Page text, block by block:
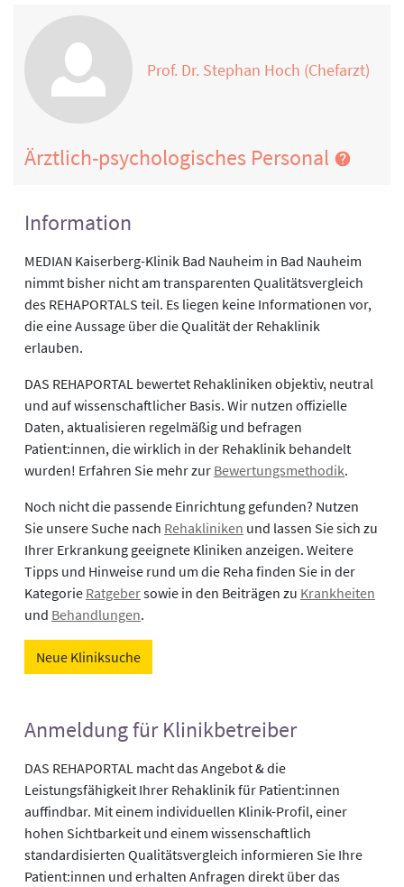
Prof. Dr. Stephan Hoch (Chefarzt)
Ärztlich-psychologisches Personal
Information
MEDIAN Kaiserberg-Klinik Bad Nauheim in Bad Nauheim
nimmt bisher nicht am transparenten Qualitätsvergleich
des REHAPORTALS teil. Es liegen keine Informationen vor,
die eine Aussage über die Qualität der Rehaklinik
erlauben.
DAS REHAPORTAL bewertet Rehakliniken objektiv, neutral
und auf wissenschaftlicher Basis. Wir nutzen offizielle
Daten, aktualisieren regelmäßig und befragen
Patient:innen, die wirklich in der Rehaklinik behandelt
wurden! Erfahren Sie mehr zur Bewertungsmethodik.
Noch nicht die passende Einrichtung gefunden? Nutzen
Sie unsere Suche nach Rehakliniken und lassen Sie sich zu
Ihrer Erkrankung geeignete Kliniken anzeigen. Weitere
Tipps und Hinweise rund um die Reha finden Sie in der
Kategorie Ratgebersowie in den Beiträgen zu Krankheiten
und Behandlungen.
Neue Kliniksuche
Anmeldung für Klinikbetreiber
DAS REHAPORTAL macht das Angebot & die
Leistungsfähigkeit Ihrer Rehaklinik für Patient:innen
auffindbar. Mit einem individuellen Klinik-Profil, einer
hohen Sichtbarkeit und einem wissenschaftlich
standardisierten Qualitätsvergleich informieren Sie Ihre
Patient:innen und erhalten Anfragen direkt über das